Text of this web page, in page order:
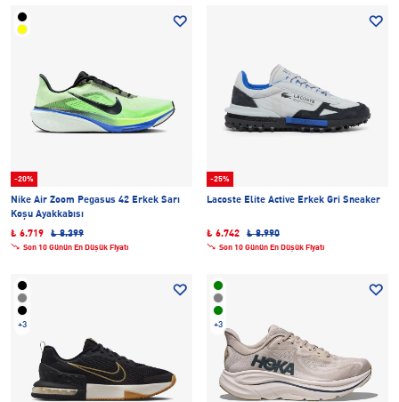
-20%
Nike Air Zoom Pegasus 42 Erkek Sarı
Koşu Ayakkabısı
₺ 6.719
₺ 8.399
Son 10 Günün En Düşük Fiyatı
-25%
Lacoste Elite Active Erkek Gri Sneaker
₺ 6.742 ₺ 8.990
Son 10 Günün En Düşük Fiyatı
+3 +3